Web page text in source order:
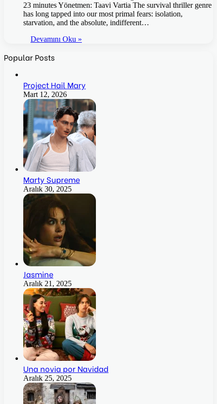
23 minutes Yönetmen: Taavi Vartia The survival thriller genre
has long tapped into our most primal fears: isolation,
starvation, and the absolute, indifferent…
Devamını Oku »
Popular Posts
Project Hail Mary
Mart 12, 2026
Marty Supreme
Aralık 30, 2025
Jasmine
Aralık 21, 2025
Una novia por Navidad
Aralık 25, 2025